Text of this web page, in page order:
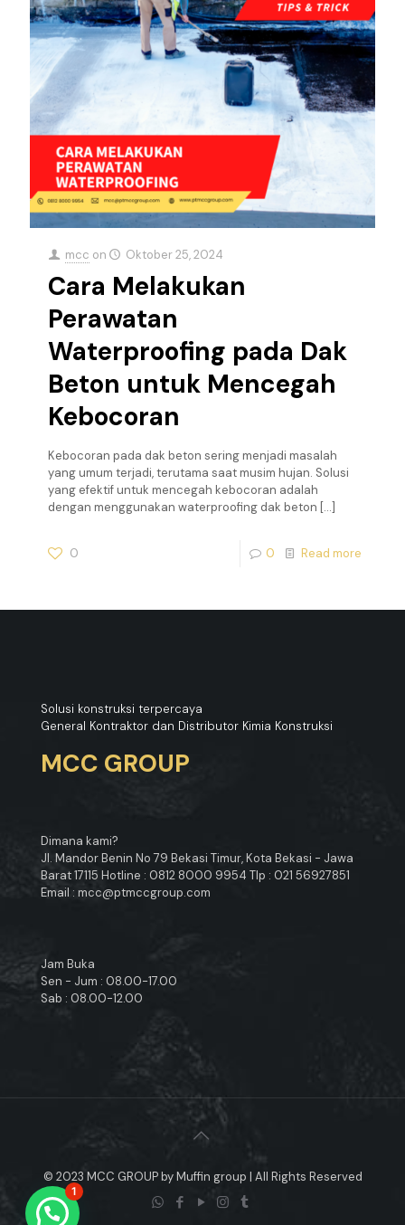
mcc on Oktober 25, 2024
Cara Melakukan
Perawatan
Waterproofing pada Dak
Beton untuk Mencegah
Kebocoran
Kebocoran pada dak beton sering menjadi masalah
yang umum terjadi, terutama saat musim hujan. Solusi
yang efektif untuk mencegah kebocoran adalah
dengan menggunakan waterproofing dak beton […]
0 0 Read more
Solusi konstruksi terpercaya
General Kontraktor dan Distributor Kimia Konstruksi
MCC GROUP
Dimana kami?
Jl. Mandor Benin No 79 Bekasi Timur, Kota Bekasi - Jawa
Barat 17115 Hotline : 0812 8000 9954 Tlp : 021 56927851
Email : mcc@ptmccgroup.com
Jam Buka
Sen - Jum : 08.00-17.00
Sab : 08.00-12.00
© 2023 MCC GROUP by Muffin group | All Rights Reserved
1